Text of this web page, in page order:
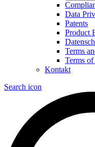
Data
Patents
Product
Terms
Terms
Kontakt
Search icon